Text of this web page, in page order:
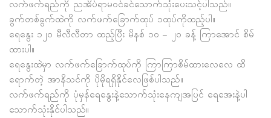
လက်ဖက်ရည်ကို ညအိပ်ရာမဝင်ခင်သောက်သုံးပေးသင့်ပါသည်။
ခွက်တစ်ခွက်ထဲကို လက်ဖက်ခြောက်ထုပ် ၁ထုပ်ကိုထည့်ပါ။
ရေနွေး ၁၂၀ မီလီလီတာ ထည့်ပြီး မိနစ် ၁၀ – ၂၀ ခန့် ကြာအောင် စိမ်
ထားပါ။
ရေနွေးထဲမှာ လက်ဖက်ခြောက်ထုပ်ကို ကြာကြာစိမ်ထားလေလေ ထိ
ရောက်တဲ့ အာနိသင်ကို ပိုမိုရရှိနိုင်လေဖြစ်ပါသည်။
လက်ဖက်ရည်ကို ပုံမှန်ရေနွေးနဲ့သောက်သုံးနေကျအပြင် ရေအေးနဲ့ပါ
သောက်သုံးနိုင်ပါသည်။